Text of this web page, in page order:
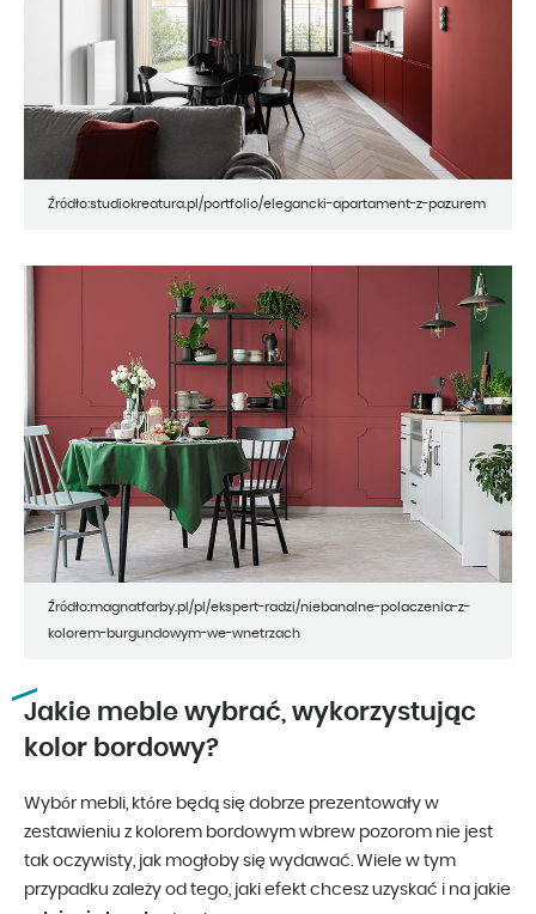
Źródło:studiokreatura.pl/portfolio/elegancki-apartament-z-pazurem
Źródło:magnatfarby.pl/pl/ekspert-radzi/niebanalne-polaczenia-z-
kolorem-burgundowym-we-wnetrzach
Jakie meble wybrać, wykorzystując
kolor bordowy?
Wybór mebli, które będą się dobrze prezentowały w
zestawieniu z kolorem bordowym wbrew pozorom nie jest
tak oczywisty, jak mogłoby się wydawać. Wiele w tym
przypadku zależy od tego, jaki efekt chcesz uzyskać i na jakie